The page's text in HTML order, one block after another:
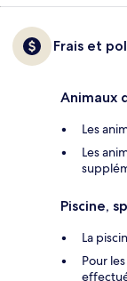
Frais et
Animaux
Les
Les
Piscine,
La
Pour